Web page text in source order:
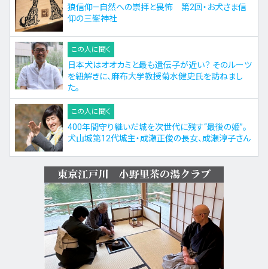
狼信仰—自然への崇拝と畏怖 第2回・お犬さま信
仰の三峯神社
この人に聞く
日本犬はオオカミと最も遺伝子が近い？ そのルーツ
を紐解きに、麻布大学教授菊水健史氏を訪ねまし
た。
この人に聞く
400年間守り継いだ城を次世代に残す“最後の姫”。
犬山城第12代城主・成瀬正俊の長女、成瀬淳子さん